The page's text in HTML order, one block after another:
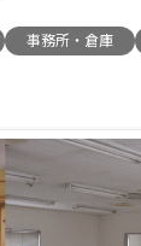
事務所・倉庫